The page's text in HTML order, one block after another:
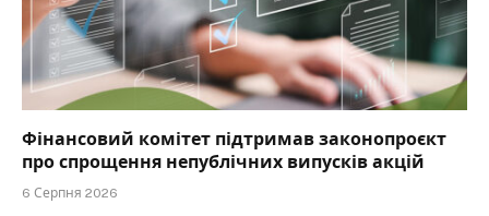
Фінансовий комітет підтримав законопроєкт
про спрощення непублічних випусків акцій
6 Серпня 2026